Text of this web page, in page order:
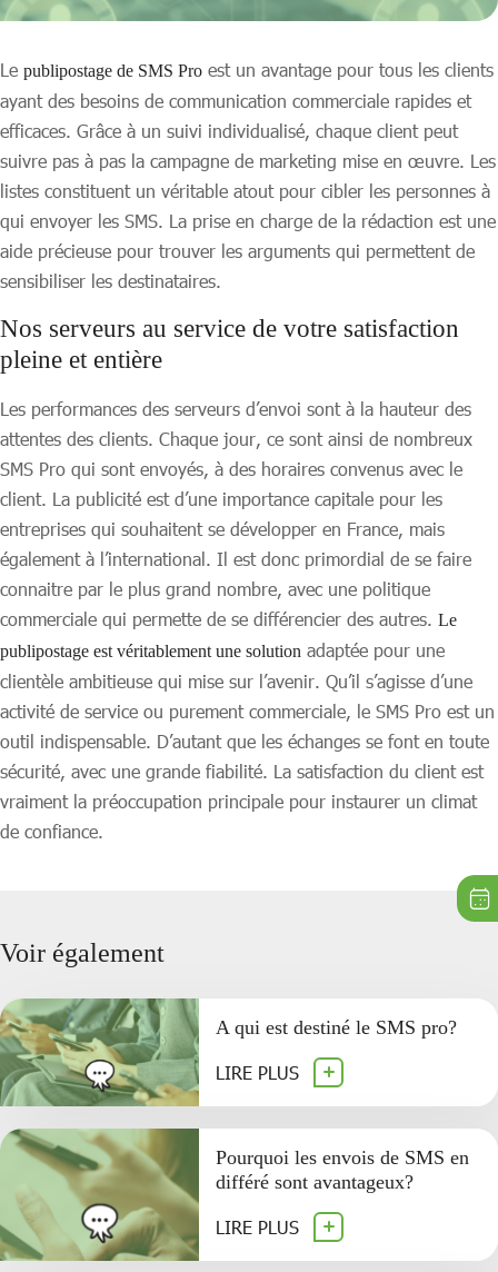
Le publipostage de SMS Pro est un avantage pour tous les clients
ayant des besoins de communication commerciale rapides et
efficaces. Grâce à un suivi individualisé, chaque client peut
suivre pas à pas la campagne de marketing mise en œuvre. Les
listes constituent un véritable atout pour cibler les personnes à
qui envoyer les SMS. La prise en charge de la rédaction est une
aide précieuse pour trouver les arguments qui permettent de
sensibiliser les destinataires.
Nos serveurs au service de votre satisfaction
pleine et entière
Les performances des serveurs d’envoi sont à la hauteur des
attentes des clients. Chaque jour, ce sont ainsi de nombreux
SMS Pro qui sont envoyés, à des horaires convenus avec le
client. La publicité est d’une importance capitale pour les
entreprises qui souhaitent se développer en France, mais
également à l’international. Il est donc primordial de se faire
connaitre par le plus grand nombre, avec une politique
commerciale qui permette de se différencier des autres. Le
publipostage est véritablement une solution adaptée pour une
clientèle ambitieuse qui mise sur l’avenir. Qu’il s’agisse d’une
activité de service ou purement commerciale, le SMS Pro est un
outil indispensable. D’autant que les échanges se font en toute
sécurité, avec une grande fiabilité. La satisfaction du client est
vraiment la préoccupation principale pour instaurer un climat
de confiance.
Voir également
A qui est destiné le SMS pro?
LIRE PLUS
Pourquoi les envois de SMS en
différé sont avantageux?
LIRE PLUS